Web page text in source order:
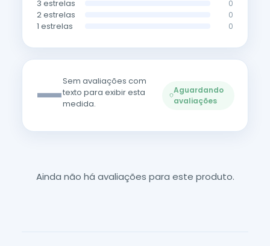
3 estrelas 0
2 estrelas 0
1 estrelas 0
—Sem avaliações com
texto para exibir esta
medida.
Aguardando
avaliações
Ainda não há avaliações para este produto.